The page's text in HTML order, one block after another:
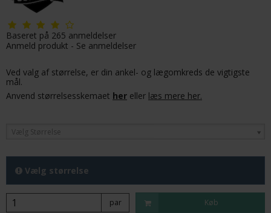
Baseret på 265 anmeldelser
Anmeld produkt - Se anmeldelser
Ved valg af størrelse, er din ankel- og lægomkreds de vigtigste
mål.
Anvend størrelsesskemaet her eller læs mere her.
Vælg Størrelse
Vælg størrelse
par Køb